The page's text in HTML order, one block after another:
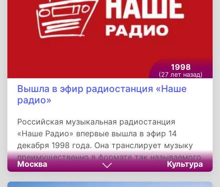
положило конец гражданской войне в
Республике Босния и Герцеговина.
1998
(27 лет назад)
Вышла в эфир радиостанция «Наше
радио»
Российская музыкальная радиостанция
«Наше Радио» впервые вышла в эфир 14
декабря 1998 года. Она транслирует музыку
преимущественно в формате так называемого
постсоветского русского рока. Входит в
состав «Мультимедиа-холдинга» вместе с
Москва Культура